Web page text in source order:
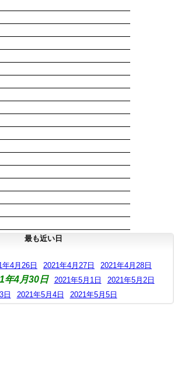
最も近い日
年4月26日 2021年4月27日
2021年4月28日
年4月30日 2021年5月1日
2021年5月2日
日
2021年5月4日 2021年5月5日